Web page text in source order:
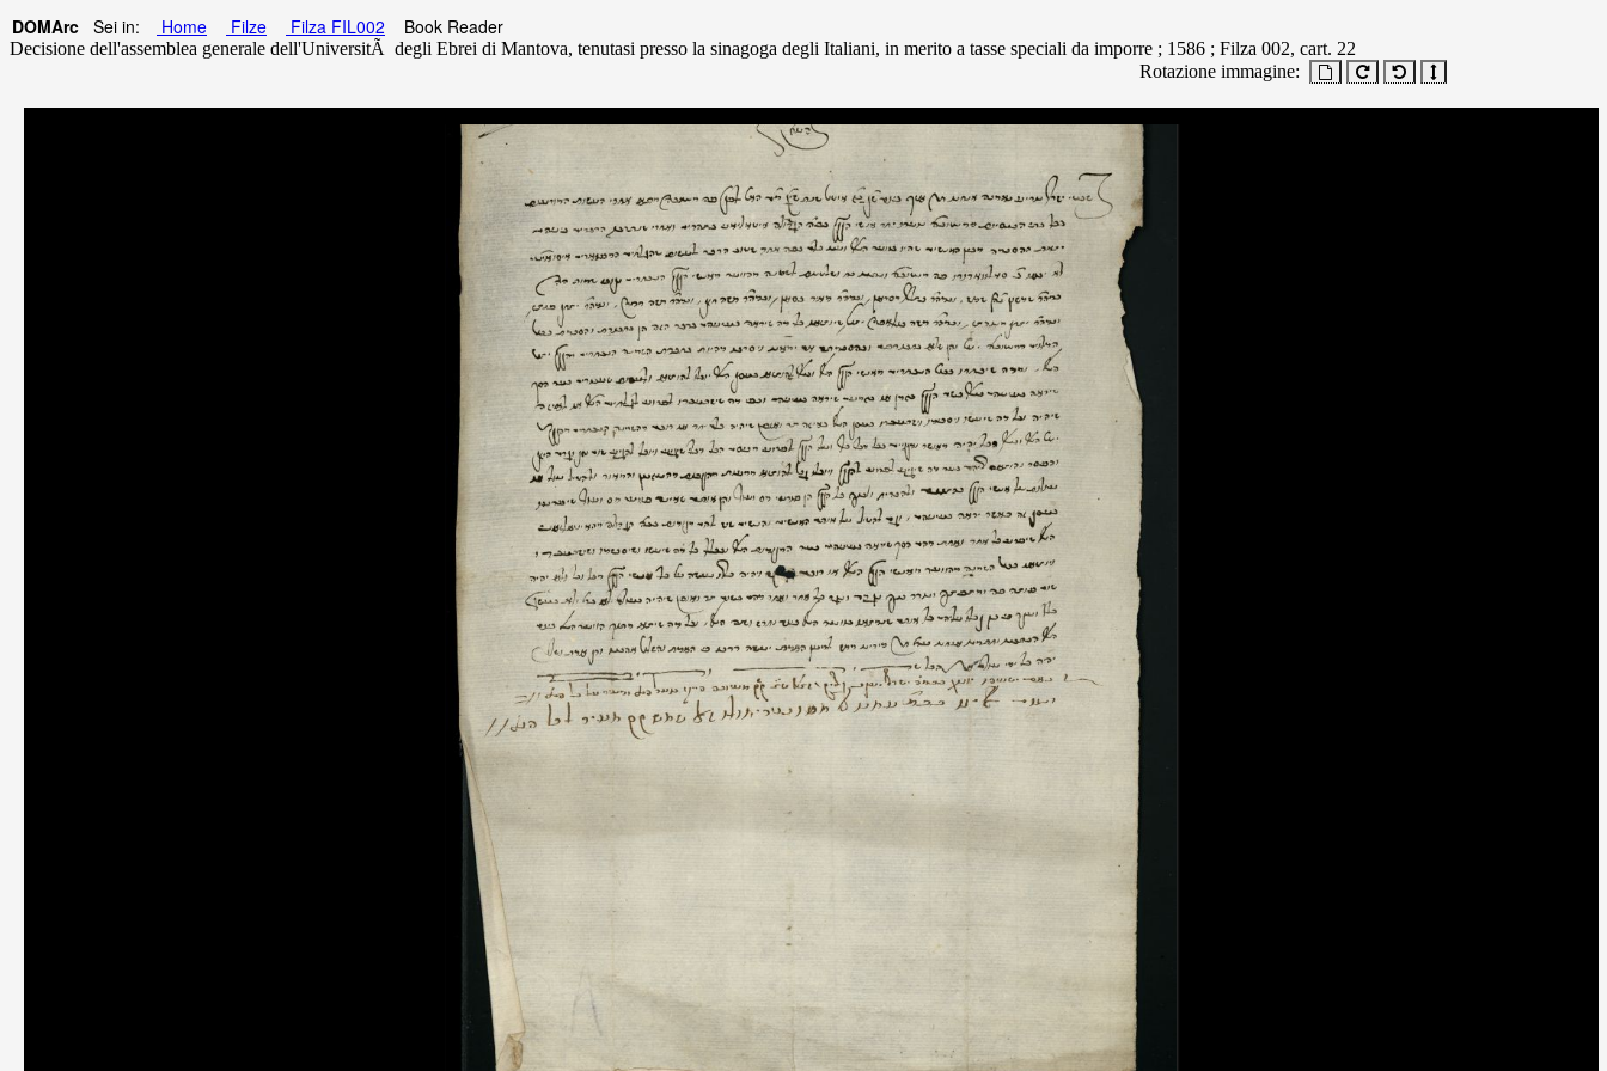
DOMArc Sei in: Home Filze Filza FIL002 Book Reader
Decisione dell'assemblea generale dell'UniversitÃ degli Ebrei di Mantova, tenutasi presso la sinagoga degli Italiani, in merito a tasse speciali da imporre ; 1586 ; Filza 002, cart. 22
Rotazione immagine: